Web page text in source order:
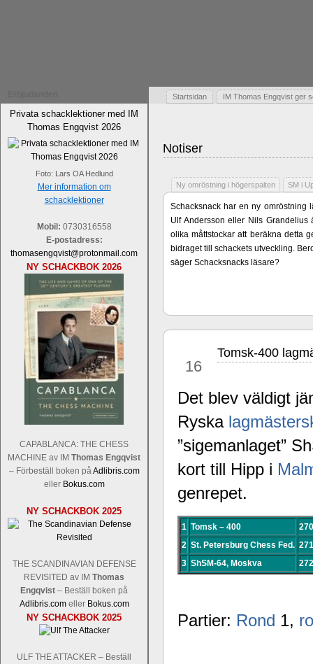
Privata schacklektioner med IM
Thomas Engqvist 2026
Foto: Lars OA Hedlund
Mer information om
schacklektioner
Mobil: 0730316558
E-postadress:
thomasengqvist@protonmail.com
NY SCHACKBOK 2026
CAPABLANCA: THE CHESS
MACHINE av IM Thomas Engqvist
– Förbeställ boken påAdlibris.com
eller Bokus.com
NY SCHACKBOK 2025
THE SCANDINAVIAN DEFENSE
REVISITED av IM Thomas
Engqvist – Beställ boken på
Adlibris.comeller Bokus.com
NY SCHACKBOK 2025
ULF THE ATTACKER – Beställ
Startsidan IM Thomas Engqvist ger
Notiser
Ny omröstning i högerspalten SM i
Schacksnack har en ny omröstning
Ulf Andersson eller Nils
olika måttstockar att beräkna detta
bidraget till schackets utveckling.
säger Schacksnacks läsare?
Sverigemästarklassen och övriga
Sverigemästartiteln och dessa är i
Martin Lokander, GM Tiger Hillarp
SM-gruppen är i år stark och
Elit: IM Michael Wiedenkeller, IM
Östlund som är en starkt
16
Tomsk-400
Det blev väldigt
Ryska
”sigemanlaget”
kort till Hipp i
genrepet.
1 Tomsk – 400
2 St. Petersburg Chess Fed.
3 ShSM-64, Moskva
Partier: Rond 1,